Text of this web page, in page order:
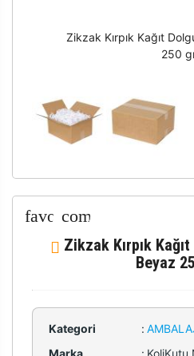
Zikzak Kırpık Kağıt
250
Zikzak Kırpık
Beyaz
Kategori :
Marka
: